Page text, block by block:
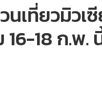
นเที่ยวมิว
18 ก.พ.